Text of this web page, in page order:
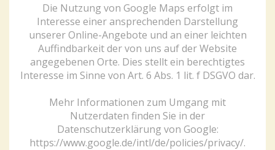
Die Nutzung von Google Maps erfolgt im
Interesse einer ansprechenden Darstellung
unserer Online-Angebote und an einer leichten
Auffindbarkeit der von uns auf der Website
angegebenen Orte. Dies stellt ein berechtigtes
Interesse im Sinne von Art. 6 Abs. 1 lit. f DSGVO dar.
Mehr Informationen zum Umgang mit
Nutzerdaten finden Sie in der
Datenschutzerklärung von Google:
https://www.google.de/intl/de/policies/privacy/.